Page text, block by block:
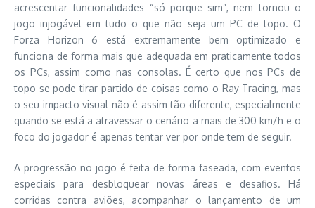
acrescentar funcionalidades “só porque sim”, nem tornou o
jogo injogável em tudo o que não seja um PC de topo. O
Forza Horizon 6 está extremamente bem optimizado e
funciona de forma mais que adequada em praticamente todos
os PCs, assim como nas consolas. É certo que nos PCs de
topo se pode tirar partido de coisas como o Ray Tracing, mas
o seu impacto visual não é assim tão diferente, especialmente
quando se está a atravessar o cenário a mais de 300 km/h e o
foco do jogador é apenas tentar ver por onde tem de seguir.
A progressão no jogo é feita de forma faseada, com eventos
especiais para desbloquear novas áreas e desafios. Há
corridas contra aviões, acompanhar o lançamento de um